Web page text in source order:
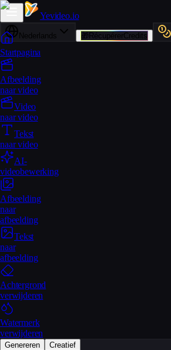
Yevideo.io
Nederlands 🎁RécupérerCredits
Startpagina
Afbeelding
naar video
Video
naar video
Tekst
naar video
AI-
videobewerking
Afbeelding
naar
afbeelding
Tekst
naar
afbeelding
Achtergrond
verwijderen
Watermerk
verwijderen
Genereren Creatief